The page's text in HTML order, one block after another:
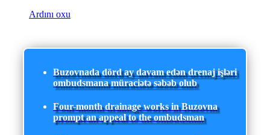
Ardını oxu
Buzovnada dörd ay davam edən drenaj işləri
ombudsmana müraciətə səbəb olub
Four-month drainage works in Buzovna
prompt an appeal to the ombudsman